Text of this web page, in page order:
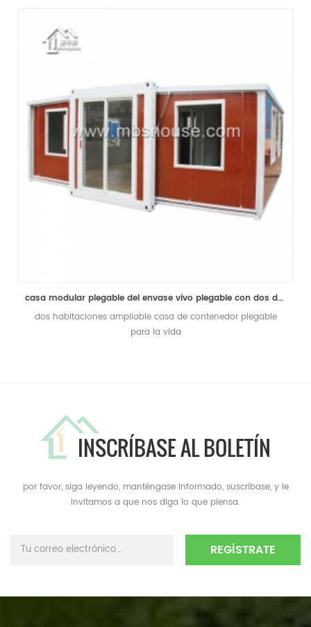
casa modular plegable del envase vivo plegable con dos dormitorios prefabricados para la venta
dos habitaciones ampliable casa de contenedor plegable
para la vida
INSCRÍBASE AL BOLETÍN
por favor, siga leyendo, manténgase informado, suscríbase, y le
invitamos a que nos diga lo que piensa.